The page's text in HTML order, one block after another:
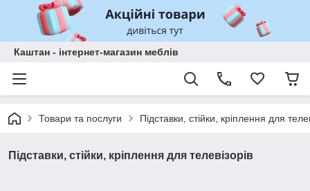
Каштан - інтернет-магазин меблів
Товари та послуги Підставки, стійки, кріплення для
Підставки, стійки, кріплення для телевізорів